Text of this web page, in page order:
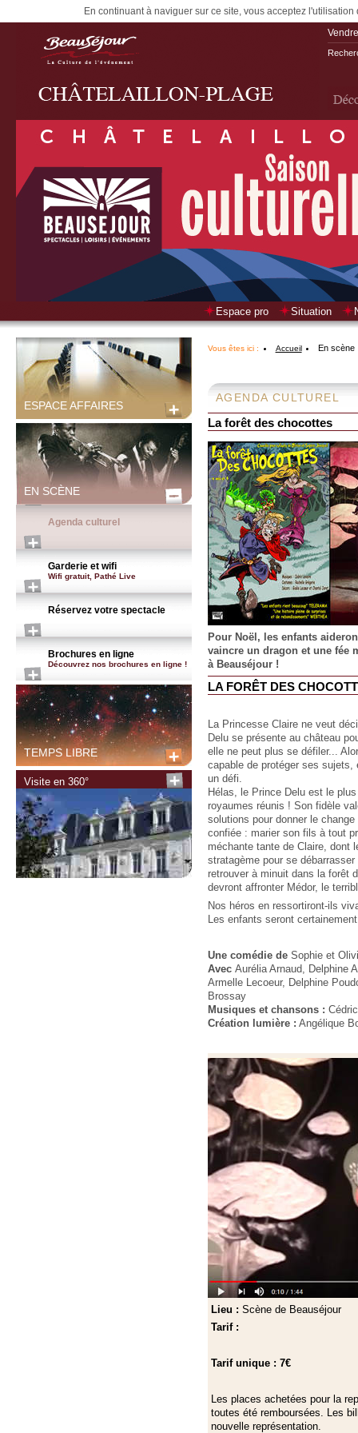
En continuant à naviguer sur ce site, vous acceptez
Espace pro Situation
ESPACE AFFAIRES
EN SCÈNE
Agenda culturel
Garderie et wifi
Wifi gratuit, Pathé Live
Réservez votre spectacle
Brochures en ligne
Découvrez nos brochures en ligne !
TEMPS LIBRE
Visite en 360°
Vous êtes ici : Accueil En scène
AGENDA CULTUREL
La forêt des chocottes
Pour Noël, les enfants
vaincre un dragon et une fée
à Beauséjour !
LA FORÊT DES
La Princesse Claire ne veut
Delu se présente au château
elle ne peut plus se défiler...
capable de protéger ses sujets,
un défi.
Hélas, le Prince Delu est le
royaumes réunis ! Son fidèle
solutions pour donner le
confiée : marier son fils à tout
méchante tante de Claire, dont
stratagème pour se
retrouver à minuit dans la forêt
devront affronter Médor, le
Nos héros en ressortiront-ils
Les enfants seront
Une comédie de Sophie et
Avec Aurélia Arnaud, Delphine
Armelle Lecoeur, Delphine
Brossay
Musiques et chansons :
Création lumière : Angélique
Lieu : Scène de Beauséjour
Tarif :
Tarif unique : 7€
Les places achetées pour la
toutes été remboursées. Les
nouvelle représentation.